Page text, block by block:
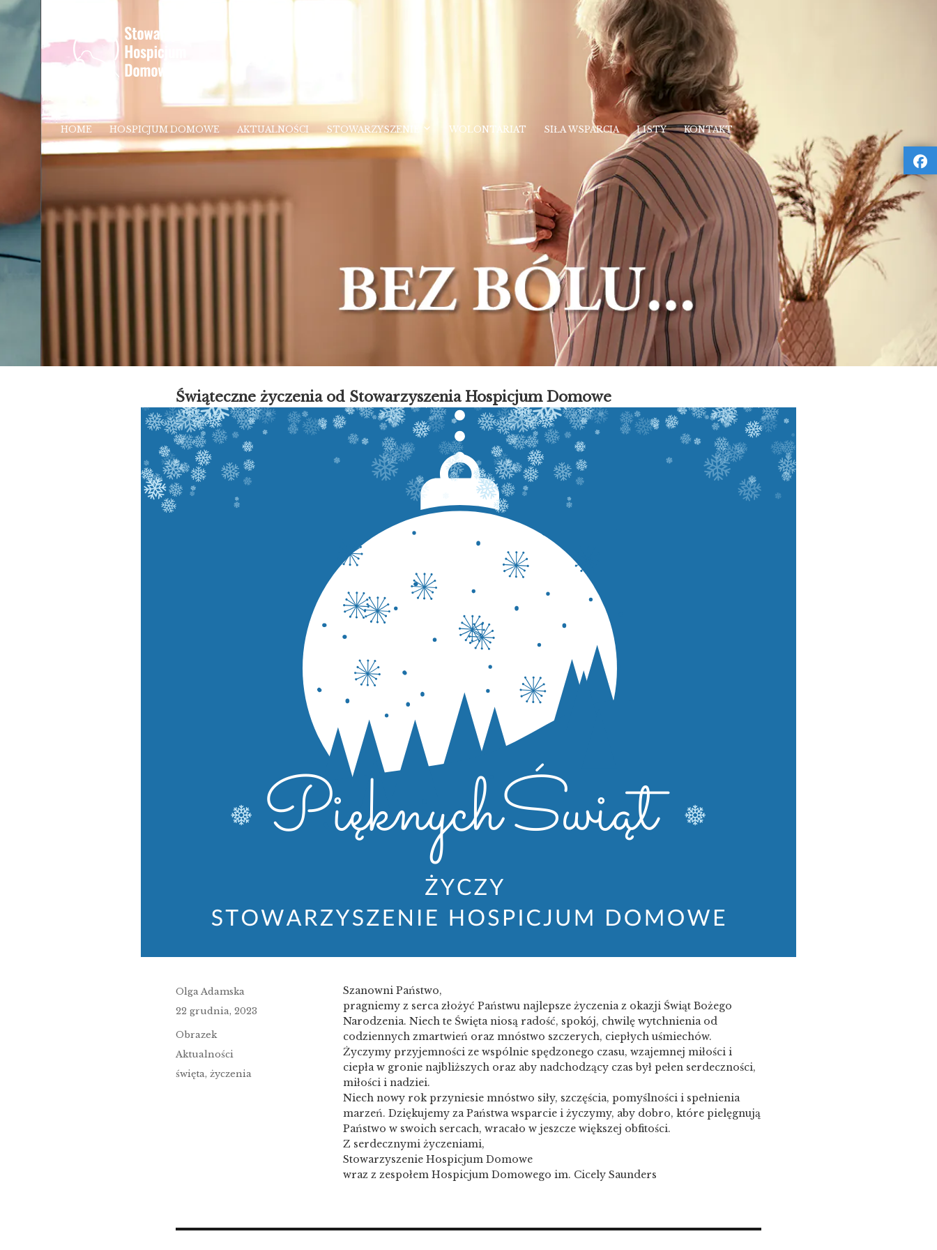
HOME HOSPICJUM DOMOWE AKTUALNOŚCI STOWARZYSZENIE WOLONTARIAT SIŁA WSPARCIA LISTY KONTAKT
Świąteczne życzenia od Stowarzyszenia Hospicjum Domowe
Szanowni Państwo,
pragniemy z serca złożyć Państwu najlepsze życzenia z okazji Świąt Bożego
Narodzenia. Niech te Święta niosą radość, spokój, chwilę wytchnienia od
codziennych zmartwień oraz mnóstwo szczerych, ciepłych uśmiechów.
Życzymy przyjemności ze wspólnie spędzonego czasu, wzajemnej miłości i
ciepła w gronie najbliższych oraz aby nadchodzący czas był pełen serdeczności,
miłości i nadziei.
Niech nowy rok przyniesie mnóstwo siły, szczęścia, pomyślności i spełnienia
marzeń. Dziękujemy za Państwa wsparcie i życzymy, aby dobro, które pielęgnują
Państwo w swoich sercach, wracało w jeszcze większej obfitości.
Z serdecznymi życzeniami,
Stowarzyszenie Hospicjum Domowe
wraz z zespołem Hospicjum Domowego im. Cicely Saunders
Author
Olga Adamska
Posted
22 grudnia, 2023
Format
Obrazek
Categories
Aktualności
Tags
święta, życzenia